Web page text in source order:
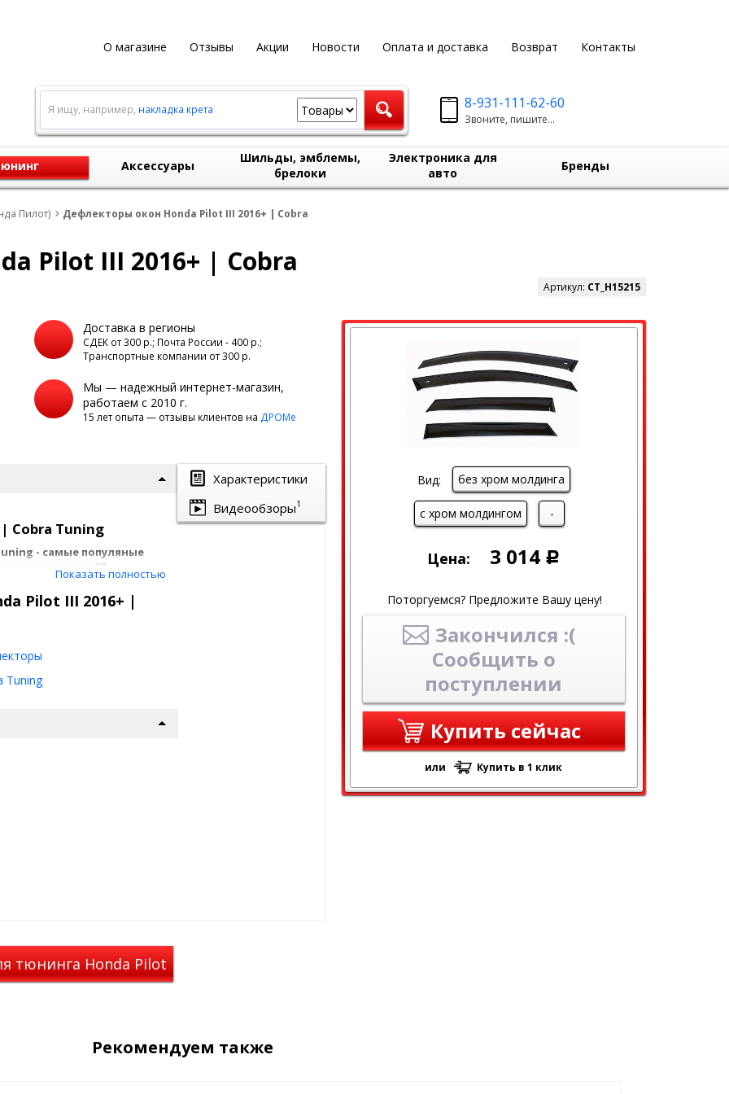
О магазине Отзывы Акции Новости Оплата и доставка Возврат Контакты
8-931-111-62-60
Звоните, пишите...
Я ищу, например, накладка крета
Аксессуары
Шильды, эмблемы,
брелоки
Электроника для
авто
Бренды
Пилот) Дефлекторы окон Honda Pilot III 2016+ | Cobra
Pilot III 2016+ | Cobra
Артикул: CT_H15215
Вид: без хром молдинга
с хром молдингом -
Цена: 3 014 Р
Поторгуемся? Предложите Вашу цену!
Закончился :(
Сообщить о
поступлении
Купить сейчас
или Купить в 1 клик
Доставка в регионы
СДЕК от 300 р.; Почта России - 400 р.;
Транспортные компании от 300 р.
Мы — надежный интернет-магазин,
работаем с 2010 г.
15 лет опыта — отзывы клиентов на ДРОМе
Характеристики
Видеообзоры1
Cobra Tuning
- самые популяные
лого CT.
Pilot III 2016+
Показать полностью
Pilot III 2016+ |
Tuning
тюнинга Honda Pilot
Рекомендуем также